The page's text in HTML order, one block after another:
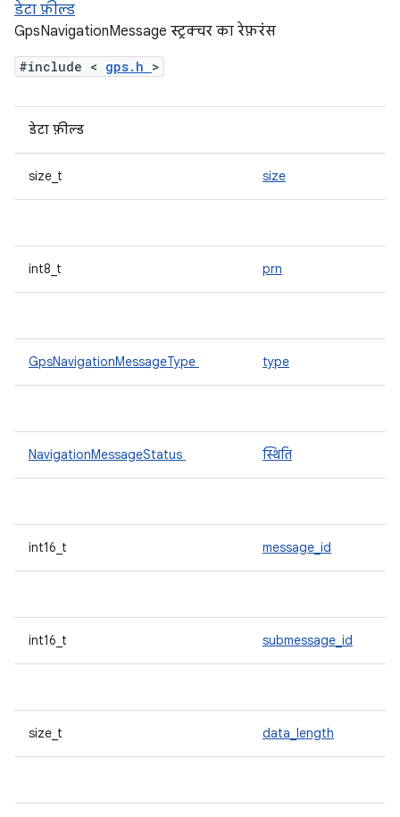
डेटा फ़ील्ड
GpsNavigationMessage स्ट्रक्चर का रेफ़रंस
#include < gps.h >
डेटा फ़ील्ड
size_t size
int8_t prn
GpsNavigationMessageType type
NavigationMessageStatus स्थिति
int16_t message_id
int16_t submessage_id
size_t data_length